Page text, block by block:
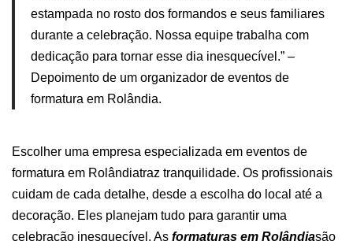
estampada no rosto dos formandos e seus familiares
durante a celebração. Nossa equipe trabalha com
dedicação para tornar esse dia inesquecível.” –
Depoimento de um organizador de eventos de
formatura em Rolândia.
Escolher uma empresa especializada em eventos de
formatura em Rolândiatraz tranquilidade. Os profissionais
cuidam de cada detalhe, desde a escolha do local até a
decoração. Eles planejam tudo para garantir uma
celebração inesquecível. As formaturas em Rolândiasão